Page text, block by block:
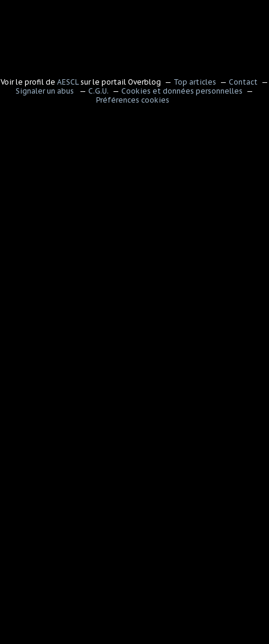
Voir le profil deAESCL sur le portail Overblog Top articles
Contact
Signaler un abus
C.G.U.
Cookies et données personnelles
Préférences cookies